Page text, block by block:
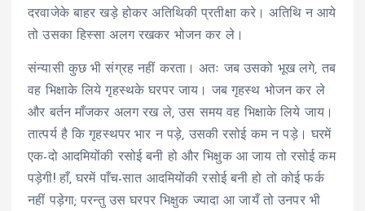
दरवाजेके बाहर खड़े होकर अतिथिकी प्रतीक्षा करे। अतिथि न आये
तो उसका हिस्सा अलग रखकर भोजन कर ले।
संन्यासी कुछ भी संग्रह नहीं करता। अतः जब उसको भूख लगे, तब
वह भिक्षाके लिये गृहस्थके घरपर जाय। जब गृहस्थ भोजन कर ले
और बर्तन माँजकर अलग रख ले, उस समय वह भिक्षाके लिये जाय।
तात्पर्य है कि गृहस्थपर भार न पड़े, उसकी रसोई कम न पड़े। घरमें
एक-दो आदमियोंकी रसोई बनी हो और भिक्षुक आ जाय तो रसोई कम
पड़ेगी! हाँ, घरमें पाँच-सात आदमियोंकी रसोई बनी हो तो कोई फर्क
नहीं पड़ेगा; परन्तु उस घरपर भिक्षुक ज्यादा आ जायँ तो उनपर भी